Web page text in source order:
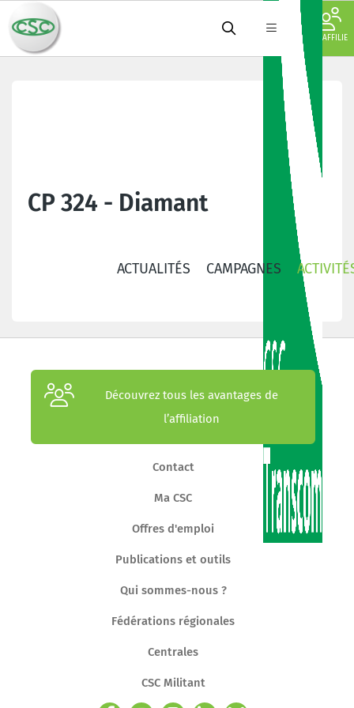
JE M'AFFILIE
CP 324 - Diamant
ACTUALITÉS CAMPAGNES
Découvrez tous les avantages de
l’affiliation
Contact
Ma CSC
Offres d'emploi
Publications et outils
Qui sommes-nous ?
Fédérations régionales
Centrales
CSC Militant